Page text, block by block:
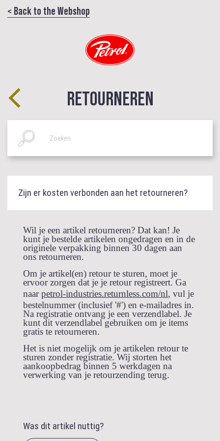
< Back to the Webshop
RETOURNEREN
Zijn er kosten verbonden aan het retourneren?
Wil je een artikel retourneren? Dat kan! Je
kunt je bestelde artikelen ongedragen en in de
originele verpakking binnen 30 dagen aan
ons retourneren.
Om je artikel(en) retour te sturen, moet je
ervoor zorgen dat je je retour registreert. Ga
naarpetrol-industries.returnless.com/nl, vul je
bestelnummer (inclusief '#') en e-mailadres in.
Na registratie ontvang je een verzendlabel. Je
kunt dit verzendlabel gebruiken om je items
gratis te retourneren.
Het is niet mogelijk om je artikelen retour te
sturen zonder registratie. Wij storten het
aankoopbedrag binnen 5 werkdagen na
verwerking van je retourzending terug.
Was dit artikel nuttig?